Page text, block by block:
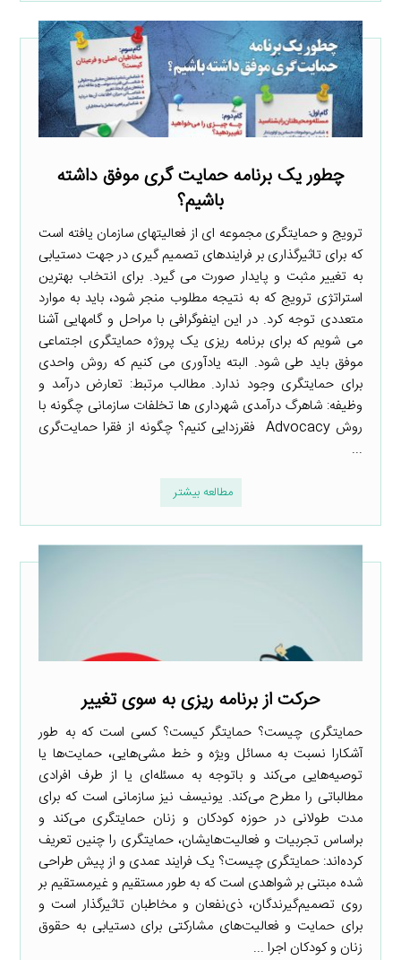
چطور یک برنامه حمایت گری موفق داشته
باشیم؟
ترویج و حمایتگری مجموعه ای از فعالیتهای سازمان یافته است
که برای تاثیرگذاری بر فرایندهای تصمیم گیری در جهت دستیابی
به تغییر مثبت و پایدار صورت می گیرد. برای انتخاب بهترین
استراتژی ترویج که به نتیجه مطلوب منجر شود، باید به موارد
متعددی توجه کرد. در این اینفوگرافی با مراحل و گامهایی آشنا
می شویم که برای برنامه ریزی یک پروژه حمایتگری اجتماعی
موفق باید طی شود. البته یادآوری می کنیم که روش واحدی
برای حمایتگری وجود ندارد. مطالب مرتبط: تعارض درآمد و
وظیفه: شاهرگ درآمدی شهرداری ها تخلفات سازمانی چگونه با
روش Advocacy فقرزدایی کنیم؟ چگونه از فقرا حمایت‌گری
...
مطالعه بیشتر
حرکت از برنامه ریزی به سوی تغییر
حمایتگری چیست؟ حمایتگر کیست؟ کسی است که به طور
آشکارا نسبت به مسائل ویژه و خط مشی‌هایی، حمایت‌ها یا
توصیه‌هایی می‌کند و باتوجه به مسئله‌ای یا از طرف افرادی
مطالباتی را مطرح می‌کند. یونیسف نیز سازمانی است که برای
مدت طولانی در حوزه کودکان و زنان حمایتگری می‌کند و
براساس تجربیات و فعالیت‌هایشان، حمایتگری را چنین تعریف
کرده‌اند: حمایتگری چیست؟ یک فرایند عمدی و از پیش طراحی
شده مبتنی بر شواهدی است که به طور مستقیم و غیرمستقیم بر
روی تصمیم‌گیرندگان، ذی‌نفعان و مخاطبان تاثیرگذار است و
برای حمایت و فعالیت‌های مشارکتی برای دستیابی به حقوق
زنان و کودکان اجرا ...